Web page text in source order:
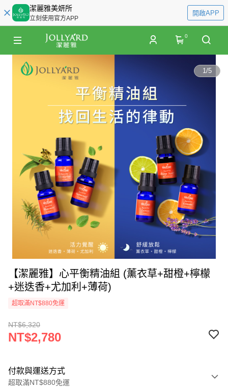
潔麗雅美妍所
立刻使用官方APP
開啟APP
0
1/5
【潔麗雅】心平衡精油組 (薰衣草+甜橙+檸檬
+迷迭香+尤加利+薄荷)
超取滿NT$880免運
NT$6,320
NT$2,780
付款與運送方式
超取滿NT$880免運